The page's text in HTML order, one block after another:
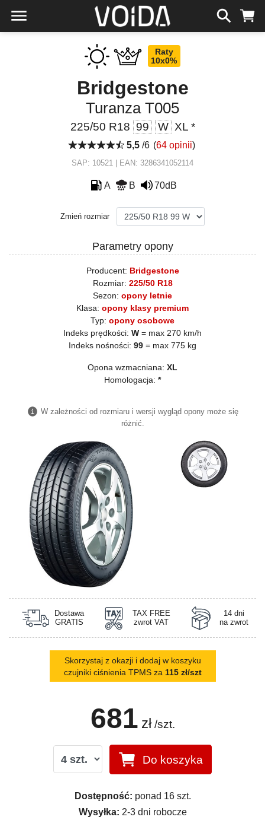
Raty
10x0%
Bridgestone
Turanza T005
225/50 R18 99 W XL *
5,5/6 (64 opinii)
SAP: 10521 | EAN: 3286341052114
A B 70dB
Zmień rozmiar
Parametry opony
Producent: Bridgestone
Rozmiar: 225/50 R18
Sezon: opony letnie
Klasa: opony klasy premium
Typ: opony osobowe
Indeks prędkości: W = max 270 km/h
Indeks nośności: 99 = max 775 kg
Opona wzmacniana: XL
Homologacja: *
W zależności od rozmiaru i wersji wygląd opony może się
różnić.
Dostawa
GRATIS
TAX FREE
zwrot VAT
14 dni
na zwrot
Skorzystaj z okazji i dodaj w koszyku
czujniki ciśnienia TPMS za 115 zł/szt
681 zł /szt.
Do koszyka
Dostępność: ponad 16 szt.
Wysyłka: 2-3 dni robocze